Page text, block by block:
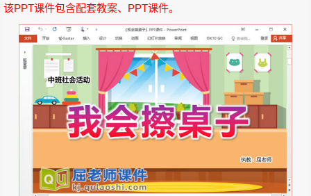
该PPT课件包含配套教案、PPT课件。